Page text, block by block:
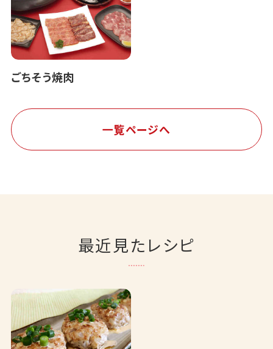
ごちそう焼肉
一覧ページへ
最近見たレシピ